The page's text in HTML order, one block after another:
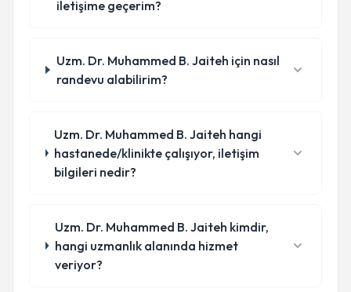
iletişime geçerim?
Uzm. Dr. Muhammed B. Jaiteh için nasıl
randevu alabilirim?
Uzm. Dr. Muhammed B. Jaiteh hangi
hastanede/klinikte çalışıyor, iletişim
bilgileri nedir?
Uzm. Dr. Muhammed B. Jaiteh kimdir,
hangi uzmanlık alanında hizmet
veriyor?